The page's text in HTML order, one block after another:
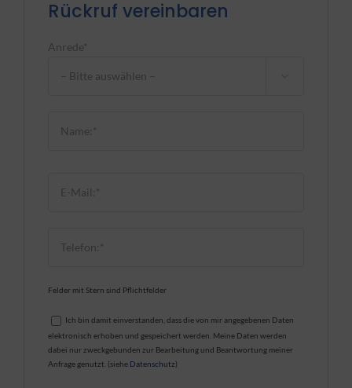
Rückruf vereinbaren
Anrede*
Felder mit Stern sind Pflichtfelder
Ich bin damit einverstanden, dass die von mir angegebenen Daten
elektronisch erhoben und gespeichert werden. Meine Daten werden
dabei nur zweckgebunden zur Bearbeitung und Beantwortung meiner
Anfrage genutzt. (siehe Datenschutz)